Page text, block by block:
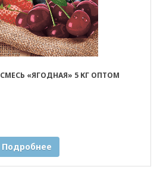
«ЯГОДНАЯ» 5 КГ ОПТОМ
Подробнее